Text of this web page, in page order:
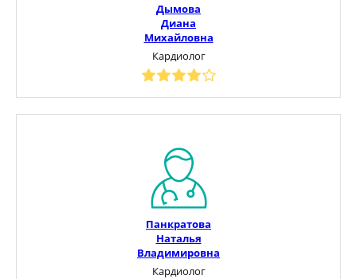
Дымова
Диана
Михайловна
Кардиолог
Панкратова
Наталья
Владимировна
Кардиолог